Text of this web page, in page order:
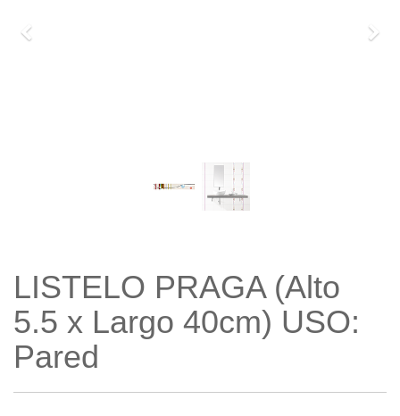
LISTELO PRAGA (Alto
5.5 x Largo 40cm) USO:
Pared